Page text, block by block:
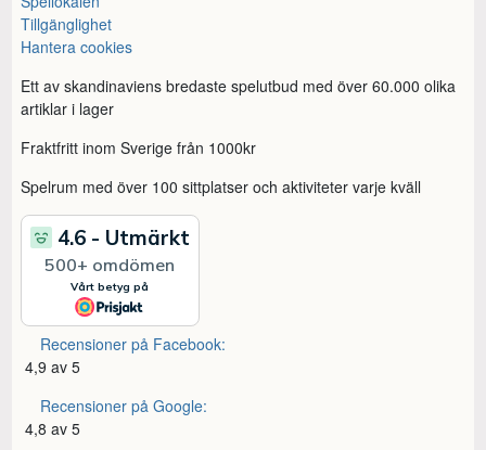
Tillgänglighet
Hantera cookies
Ett av skandinaviens bredaste spelutbud med över 60.000 olika
artiklar i lager
Fraktfritt inom Sverige från 1000kr
Spelrum med över 100 sittplatser och aktiviteter varje kväll
Recensioner på Facebook:
4,9 av 5
Recensioner på Google:
4,8 av 5